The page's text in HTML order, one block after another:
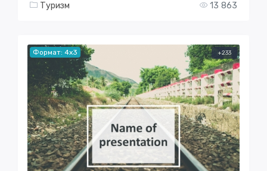
Туризм
13 863
Формат: 4x3 +233